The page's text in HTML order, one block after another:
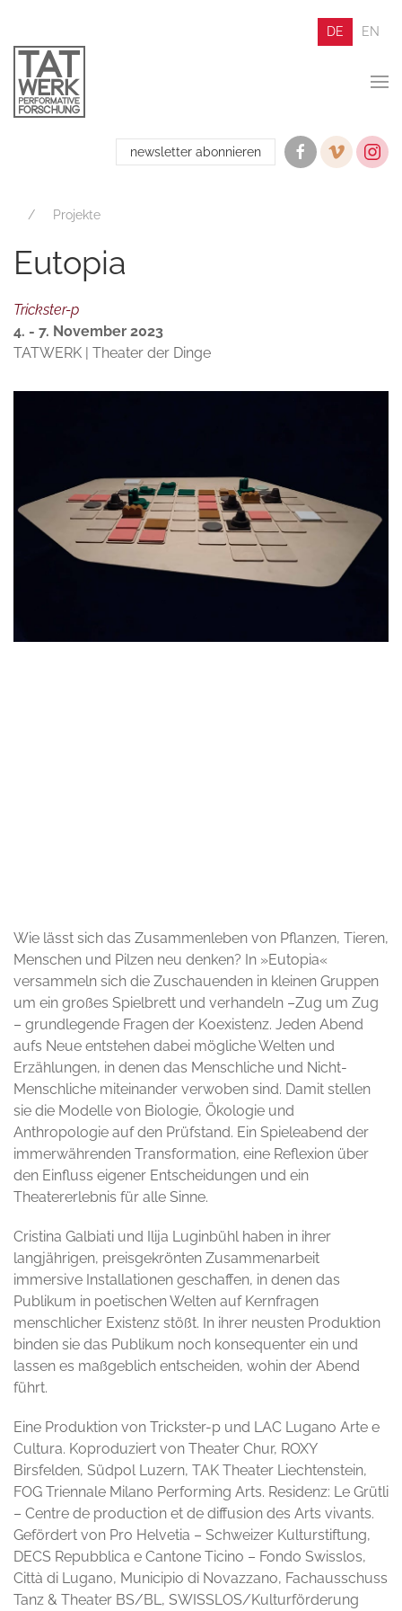
DE EN
newsletter abonnieren
Projekte
Eutopia
Trickster-p
4. - 7. November 2023
TATWERK | Theater der Dinge
Wie lässt sich das Zusammenleben von Pflanzen, Tieren,
Menschen und Pilzen neu denken? In »Eutopia«
versammeln sich die Zuschauenden in kleinen Gruppen
um ein großes Spielbrett und verhandeln –Zug um Zug
– grundlegende Fragen der Koexistenz. Jeden Abend
aufs Neue entstehen dabei mögliche Welten und
Erzählungen, in denen das Menschliche und Nicht-
Menschliche miteinander verwoben sind. Damit stellen
sie die Modelle von Biologie, Ökologie und
Anthropologie auf den Prüfstand. Ein Spieleabend der
immerwährenden Transformation, eine Reflexion über
den Einfluss eigener Entscheidungen und ein
Theatererlebnis für alle Sinne.
Cristina Galbiati und Ilija Luginbühl haben in ihrer
langjährigen, preisgekrönten Zusammenarbeit
immersive Installationen geschaffen, in denen das
Publikum in poetischen Welten auf Kernfragen
menschlicher Existenz stößt. In ihrer neusten Produktion
binden sie das Publikum noch konsequenter ein und
lassen es maßgeblich entscheiden, wohin der Abend
führt.
Eine Produktion von Trickster-p und LAC Lugano Arte e
Cultura. Koproduziert von Theater Chur, ROXY
Birsfelden, Südpol Luzern, TAK Theater Liechtenstein,
FOG Triennale Milano Performing Arts. Residenz: Le Grütli
– Centre de production et de diffusion des Arts vivants.
Gefördert von Pro Helvetia – Schweizer Kulturstiftung,
DECS Repubblica e Cantone Ticino – Fondo Swisslos,
Città di Lugano, Municipio di Novazzano, Fachausschuss
Tanz & Theater BS/BL, SWISSLOS/Kulturförderung